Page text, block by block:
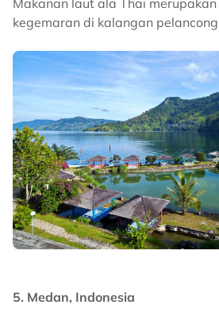
Makanan laut ala Thai
kegemaran di kalangan
5. Medan, Indonesia